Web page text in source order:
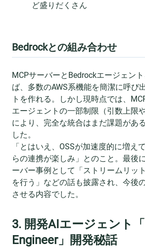
ど盛りだくさん
Bedrockとの組み合わせ
MCPサーバーとBedrockエージェン
ば、多数のAWS系機能を簡潔に呼び
トを作れる。しかし現時点では、
エージェントの一部制限（引数上限
により、完全な統合はまだ課題があ
した。
「とはいえ、OSSが加速度的に増え
らの連携が楽しみ」とのこと。最後
ーバー事例として「ストリームリッ
を行う」などの話も披露され、今後
させる内容でした。
3. 開発AIエージェント
Engineer」開発秘話